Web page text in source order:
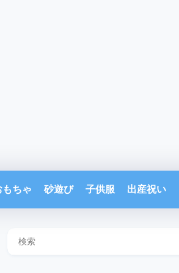
ちゃ 砂遊び 子供服 出産祝い